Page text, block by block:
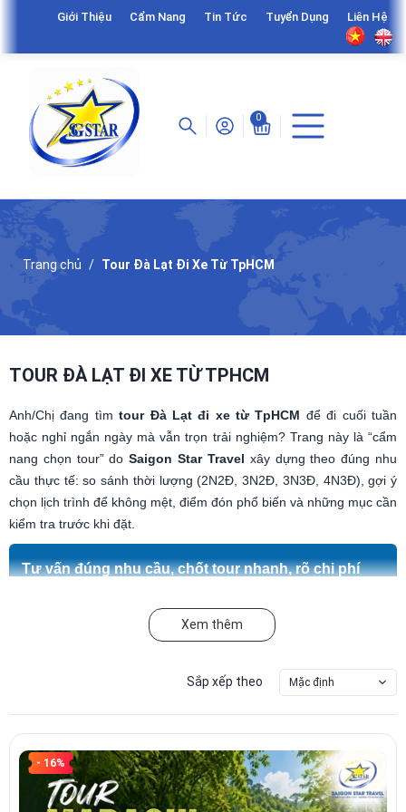
Giới Thiệu Cẩm Nang Tin Tức Tuyển Dụng Liên Hệ
0
Trang chủ Tour Đà Lạt Đi Xe Từ TpHCM
TOUR ĐÀ LẠT ĐI XE TỪ TPHCM
Anh/Chị đang tìmtour Đà Lạt đi xe từ TpHCM để đi cuối tuần
hoặc nghỉ ngắn ngày mà vẫn trọn trải nghiệm? Trang này là “cẩm
nang chọn tour” doSaigon Star Travel xây dựng theo đúng nhu
cầu thực tế: so sánh thời lượng (2N2Đ, 3N2Đ, 3N3Đ, 4N3Đ), gợi ý
chọn lịch trình để không mệt, điểm đón phổ biến và những mục cần
kiểm tra trước khi đặt.
Tư vấn đúng nhu cầu, chốt tour nhanh, rõ chi phí
Anh/Chị cần tour riêng theo đoàn, lịch linh hoạt hoặc nâng tiêu chuẩn
khách sạn, vui lòng gọi để nhận phương án phù hợp.
Gọi tư vấn nhanh
Khởi hành từ TpHCM Đi đêm, tiết kiệm thời gian
Tour ghép đoàn trọn gói Phù hợp cuối tuần
Tư vấn theo nhóm khách
Xem thêm
Sắp xếp theo Mặc định
- 16%